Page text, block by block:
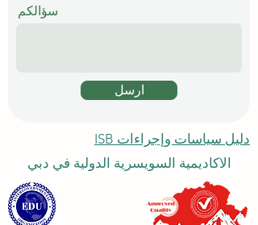
سؤالكم
ارسل
دليل سياسات وإجراءات ISB
الاكاديمية السويسرية الدولية في دبي